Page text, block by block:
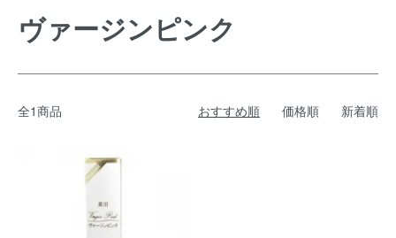
ヴァージンピンク
全1商品 おすすめ順 価格順 新着順